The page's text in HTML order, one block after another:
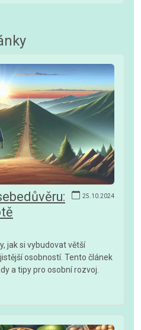
25.10.2024
jak si vybudovat větší
osobností. Tento článek
a tipy pro osobní rozvoj.